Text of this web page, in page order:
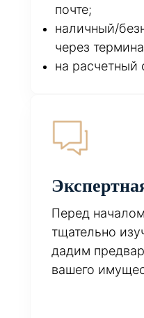
почте;
наличный/
через
на расчетный
Перед
тщательно
дадим
вашего